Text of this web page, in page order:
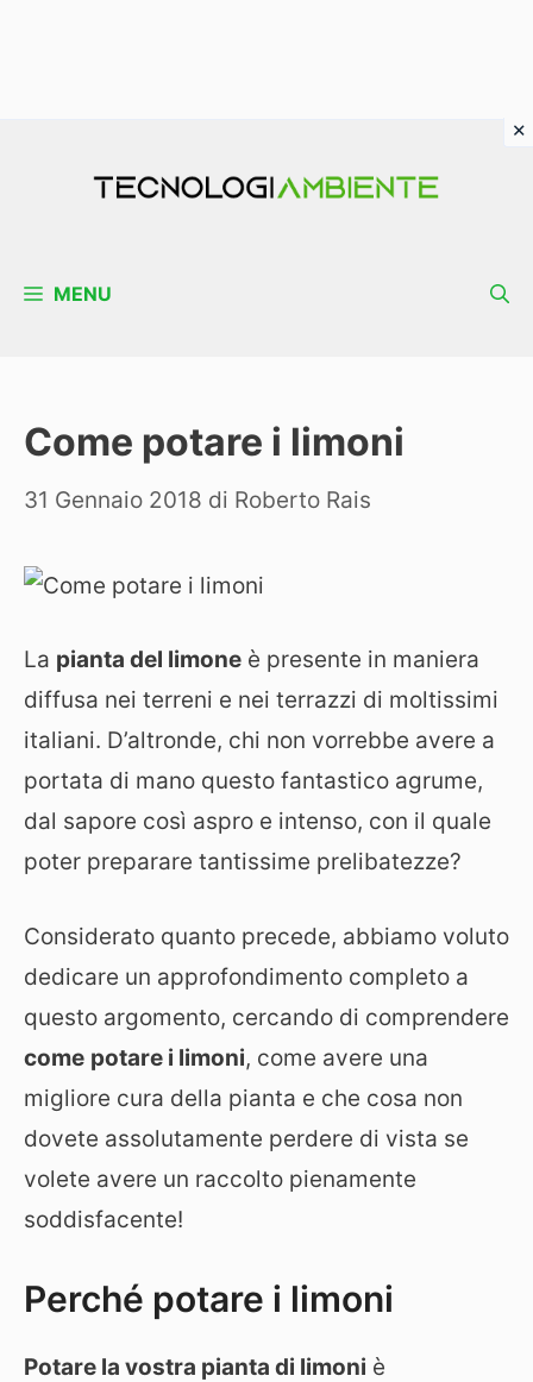
MENU
Come potare i limoni
31 Gennaio 2018 di Roberto Rais
La pianta del limone è presente in maniera
diffusa nei terreni e nei terrazzi di moltissimi
italiani. D’altronde, chi non vorrebbe avere a
portata di mano questo fantastico agrume,
dal sapore così aspro e intenso, con il quale
poter preparare tantissime prelibatezze?
Considerato quanto precede, abbiamo voluto
dedicare un approfondimento completo a
questo argomento, cercando di comprendere
come potare i limoni, come avere una
migliore cura della pianta e che cosa non
dovete assolutamente perdere di vista se
volete avere un raccolto pienamente
soddisfacente!
Perché potare i limoni
Potare la vostra pianta di limoni è